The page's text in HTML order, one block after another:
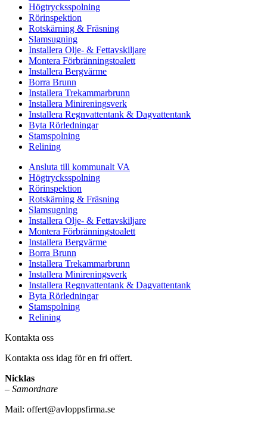
Högtrycksspolning
Rörinspektion
Rotskärning & Fräsning
Slamsugning
Installera Olje- & Fettavskiljare
Montera Förbränningstoalett
Installera Bergvärme
Borra Brunn
Installera Trekammarbrunn
Installera Minireningsverk
Installera Regnvattentank & Dagvattentank
Byta Rörledningar
Stamspolning
Relining
Ansluta till kommunalt VA
Högtrycksspolning
Rörinspektion
Rotskärning & Fräsning
Slamsugning
Installera Olje- & Fettavskiljare
Montera Förbränningstoalett
Installera Bergvärme
Borra Brunn
Installera Trekammarbrunn
Installera Minireningsverk
Installera Regnvattentank & Dagvattentank
Byta Rörledningar
Stamspolning
Relining
Kontakta oss
Kontakta oss idag för en fri offert.
Nicklas
– Samordnare
Mail: offert@avloppsfirma.se